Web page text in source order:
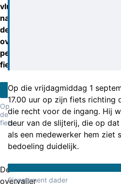
vlucht
na
de
overval
per
fiets.
Op
de
fiets
Op die vrijdagmiddag 1
17.00 uur op zijn fiets richting
die recht voor de ingang. Hij
deur van de slijterij, die op
als een medewerker hem ziet
bedoeling duidelijk.
De
overvaller
Signalement dader